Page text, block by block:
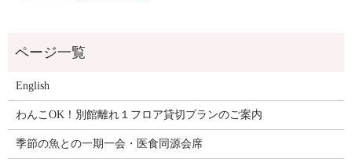
English
わんこOK！別館離れ１フロア貸切プランのご案内
季節の魚との一期一会・医食同源会席